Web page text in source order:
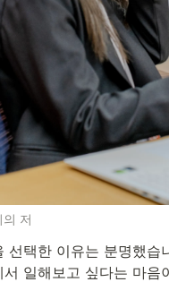
저
선택한 이유는 분명했
일해보고 싶다는 마